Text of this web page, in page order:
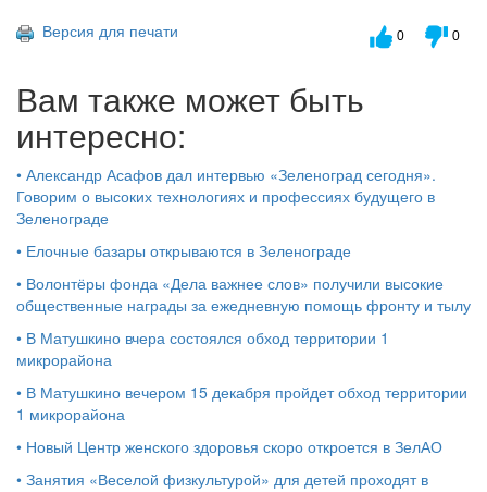
Версия для печати
0 0
Вам также может быть
интересно:
• Александр Асафов дал интервью «Зеленоград сегодня».
Говорим о высоких технологиях и профессиях будущего в
Зеленограде
• Елочные базары открываются в Зеленограде
• Волонтёры фонда «Дела важнее слов» получили высокие
общественные награды за ежедневную помощь фронту и тылу
• В Матушкино вчера состоялся обход территории 1
микрорайона
• В Матушкино вечером 15 декабря пройдет обход территории
1 микрорайона
• Новый Центр женского здоровья скоро откроется в ЗелАО
• Занятия «Веселой физкультурой» для детей проходят в